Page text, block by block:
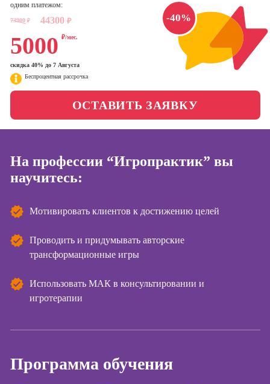
Школа актерского
мастерства
Школа бизнеса и
управления
Школа медиа
Онлайн-обучение
Менеджер по
маркетингу в
социальных
сетях (SMM-
менеджер)
Специалист по
таргетингу
Курсы по
оптимизации
-40%
одним платежом:
73900 ₽ 44300 ₽
5000 ₽/мес.
скидка 40% до 7 Августа
Беспроцентная рассрочка
ОСТАВИТЬ ЗАЯВКУ
На профессии “Игропрактик” вы
научитесь:
Мотивировать клиентов к достижению целей
Проводить и придумывать авторские
трансформационные игры
Использовать МАК в консультировании и
игротерапии
Программа обучения